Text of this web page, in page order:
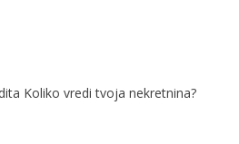
Koliko vredi tvoja nekretnina?